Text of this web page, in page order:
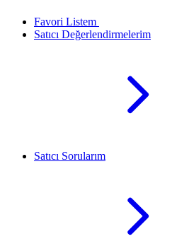
Favori Listem
Satıcı Değerlendirmelerim
Satıcı Sorularım